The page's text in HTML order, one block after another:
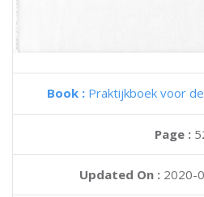
Book : Praktijkboek voor
Page :
Updated On : 2020-